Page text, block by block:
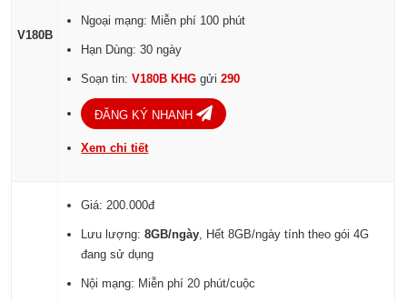
V180B
Ngoại mạng: Miễn phí 100 phút
Hạn Dùng: 30 ngày
Soạn tin:V180B KHGgửi290
ĐĂNG KÝ NHANH
Xem chi tiết
Giá: 200.000đ
Lưu lượng:8GB/ngày, Hết 8GB/ngày tính theo gói 4G
đang sử dụng
Nội mạng: Miễn phí 20 phút/cuộc